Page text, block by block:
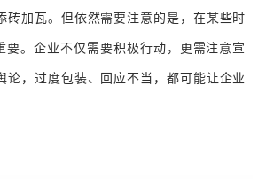
砖加瓦。 但依然需要注意的是，在某些时
。 企业不仅需要积极行动，更需注意宣
论，过度包装、回应不当，都可能让企业